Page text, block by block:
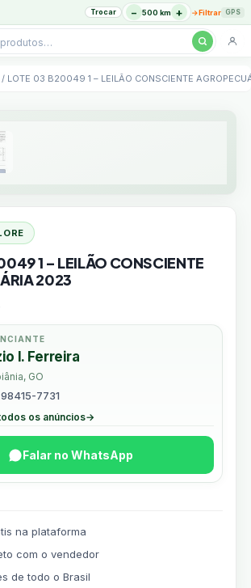
Trocar − 500 km + →Filtrar GPS
/ LOTE 03 B20049 1 – LEILÃO CONSCIENTE
1 – LEILÃO CONSCIENTE
2023
I. Ferreira
GO
7731
os anúncios→
Falar no WhatsApp
na plataforma
com o vendedor
de todo o Brasil